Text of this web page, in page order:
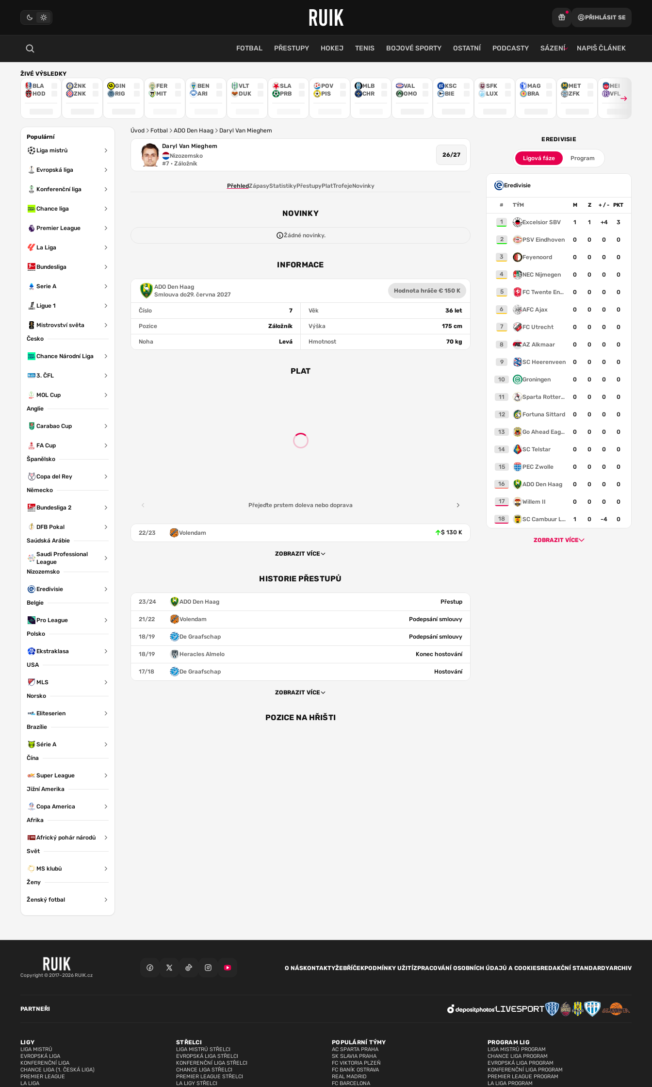
PŘIHLÁSIT SE
FOTBAL PŘESTUPY HOKEJ TENIS BOJOVÉ SPORTY OSTATNÍ PODCASTY SÁZENÍ NAPIŠ ČLÁNEK
ŽIVÉ VÝSLEDKY
BLA
HOD
ŽNK
ZNK
GIN
RIG
FER
MIT
BEN
ARI
VLT
DUK
SLA
PRB
POV
PIS
MLB
CHR
VAL
OMO
KSC
BIE
SFK
LUX
MAG
BRA
MET
ZFK
HEI
VFL
Populární
Liga mistrů
Evropská liga
Konferenční liga
Chance liga
Premier League
La Liga
Bundesliga
Serie A
Ligue 1
Mistrovství světa
Česko
Chance Národní Liga
3. ČFL
MOL Cup
Anglie
Carabao Cup
FA Cup
Španělsko
Copa del Rey
Německo
Bundesliga 2
DFB Pokal
Saúdská Arábie
Saudi Professional
League
Nizozemsko
Eredivisie
Belgie
Pro League
Polsko
Ekstraklasa
USA
MLS
Norsko
Eliteserien
Brazílie
Série A
Čína
Super League
Jižní Amerika
Copa America
Afrika
Africký pohár národů
Svět
MS klubů
Ženy
Ženský fotbal
Úvod Fotbal ADO Den Haag Daryl Van Mieghem
Daryl Van Mieghem
Nizozemsko
#7 · Záložník
26/27
PřehledZápasyStatistikyPřestupyPlatTrofejeNovinky
NOVINKY
Žádné novinky.
INFORMACE
ADO Den Haag
Smlouva do29. června 2027
Hodnota hráče € 150 K
Číslo 7 Věk 36 let
Pozice Záložník Výška 175 cm
Noha Levá Hmotnost 70 kg
PLAT
Přejeďte prstem doleva nebo doprava
22/23 Volendam $ 130 K
ZOBRAZIT VÍCE
HISTORIE PŘESTUPŮ
23/24 ADO Den Haag Přestup
21/22 Volendam Podepsání smlouvy
18/19 De Graafschap Podepsání smlouvy
18/19 Heracles Almelo Konec hostování
17/18 De Graafschap Hostování
ZOBRAZIT VÍCE
POZICE NA HŘIŠTI
EREDIVISIE
Ligová fáze Program
Eredivisie
# TÝM M Z + / - PKT
1 Excelsior SBV 1 1 +4 3
2 PSV Eindhoven 0 0 0 0
3 Feyenoord 0 0 0 0
4 NEC Nijmegen 0 0 0 0
5 FC Twente Enschede 0 0 0 0
6 AFC Ajax 0 0 0 0
7 FC Utrecht 0 0 0 0
8 AZ Alkmaar 0 0 0 0
9 SC Heerenveen 0 0 0 0
10 Groningen 0 0 0 0
11 Sparta Rotterdam 0 0 0 0
12 Fortuna Sittard 0 0 0 0
13 Go Ahead Eagles 0 0 0 0
14 SC Telstar 0 0 0 0
15 PEC Zwolle 0 0 0 0
16 ADO Den Haag 0 0 0 0
17 Willem II 0 0 0 0
18 SC Cambuur Leeuwarden 1 0 -4 0
ZOBRAZIT VÍCE
Copyright © 2017–2026 RUIK.cz
O NÁSKONTAKTYŽEBŘÍČEKPODMÍNKY UŽITÍZPRACOVÁNÍ OSOBNÍCH ÚDAJŮ A COOKIESREDAKČNÍ STANDARDYARCHIV
LIGY
LIGA MISTRŮ
EVROPSKÁ LIGA
KONFERENČNÍ LIGA
CHANCE LIGA (1. ČESKÁ LIGA)
PREMIER LEAGUE
LA LIGA
STŘELCI
LIGA MISTRŮ STŘELCI
EVROPSKÁ LIGA STŘELCI
KONFERENČNÍ LIGA STŘELCI
CHANCE LIGA STŘELCI
PREMIER LEAGUE STŘELCI
LA LIGY STŘELCI
POPULÁRNÍ TÝMY
AC SPARTA PRAHA
SK SLAVIA PRAHA
FC VIKTORIA PLZEŇ
FC BANÍK OSTRAVA
REAL MADRID
FC BARCELONA
PROGRAM LIG
LIGA MISTRŮ PROGRAM
CHANCE LIGA PROGRAM
EVROPSKÁ LIGA PROGRAM
KONFERENČNÍ LIGA PROGRAM
PREMIER LEAGUE PROGRAM
LA LIGA PROGRAM
PARTNEŘI